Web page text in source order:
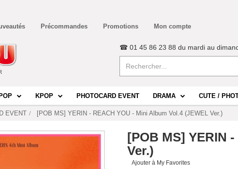
Précommandes Promotions Mon compte
☎ 01 45 86 23 88 du mardi au
KPOP PHOTOCARD EVENT DRAMA CUTE /
EVENT [POB MS] YERIN - REACH YOU - Mini Album Vol.4 (JEWEL Ver.)
[POB MS] YERIN
Ver.)
Ajouter à My Favorites